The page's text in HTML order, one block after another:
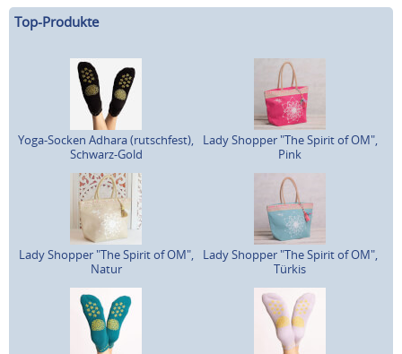
Top-Produkte
Yoga-Socken Adhara (rutschfest),
Schwarz-Gold
Lady Shopper "The Spirit of OM",
Pink
Lady Shopper "The Spirit of OM",
Natur
Lady Shopper "The Spirit of OM",
Türkis